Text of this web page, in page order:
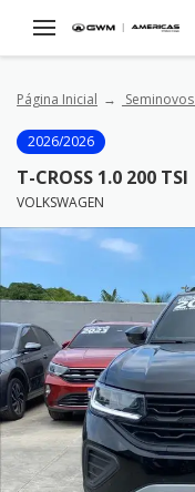
Página Inicial Seminovos
2026/2026
T-CROSS 1.0 200 TSI
VOLKSWAGEN